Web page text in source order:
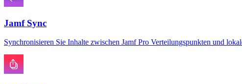
Jamf Sync
Synchronisieren Sie Inhalte zwischen Jamf Pro Verteilungspunkten und